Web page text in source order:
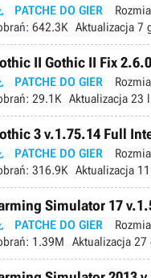
PATCHE DO GIER
642.3K Aktualizacja 7
II Gothic II Fix
PATCHE DO GIER
29.1K Aktualizacja 23
3 v.1.75.14 Full
PATCHE DO GIER
316.9K Aktualizacja
Simulator 17
PATCHE DO GIER
1.39M Aktualizacja 27